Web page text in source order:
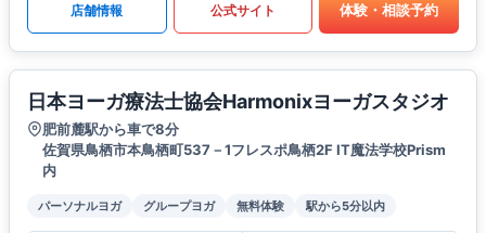
店舗情報 公式サイト 体験・相談予約
日本ヨーガ療法士協会Harmonixヨーガスタジオ
肥前麓駅から車で8分
佐賀県鳥栖市本鳥栖町537－1フレスポ鳥栖2F IT魔法学校Prism
内
パーソナルヨガ グループヨガ 無料体験 駅から5分以内